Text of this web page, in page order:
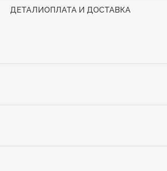
ДЕТАЛИОПЛАТА И ДОСТАВКА